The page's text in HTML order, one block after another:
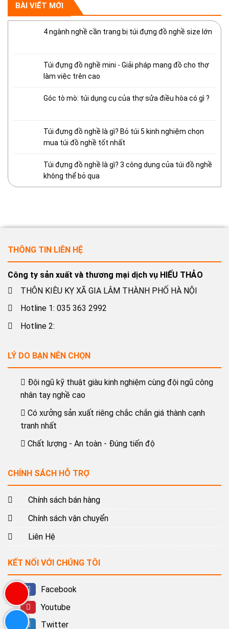
BÀI VIẾT MỚI
4 ngành nghề cần trang bị túi đựng đồ nghề size lớn
Túi đựng đồ nghề mini - Giải pháp mang đồ cho thợ
làm việc trên cao
Góc tò mò: túi dụng cụ của thợ sửa điều hòa có gì ?
Túi đựng đồ nghề là gì? Bỏ túi 5 kinh nghiệm chọn
mua túi đồ nghề tốt nhất
Túi đựng đồ nghề là gì? 3 công dụng của túi đồ nghề
không thể bỏ qua
THÔNG TIN LIÊN HỆ
Công ty sản xuất và thương mại dịch vụ HIẾU THẢO
THÔN KIÊU KỴ XÃ GIA LÂM THÀNH PHỐ HÀ NỘI
Hotline 1: 035 363 2992
Hotline 2:
LÝ DO BẠN NÊN CHỌN
Đội ngũ kỹ thuật giàu kinh nghiệm cùng đội ngũ công
nhân tay nghề cao
Có xưởng sản xuất riêng chắc chắn giá thành cạnh
tranh nhất
Chất lượng - An toàn - Đúng tiến độ
CHÍNH SÁCH HỖ TRỢ
Chính sách bán hàng
Chính sách vận chuyển
Liên Hệ
KẾT NỐI VỚI CHÚNG TÔI
Facebook
Youtube
Twitter